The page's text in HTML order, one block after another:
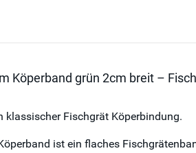
Köperband grün 2cm breit –
klassischer Fischgrät Köperbindung.
ist ein flaches